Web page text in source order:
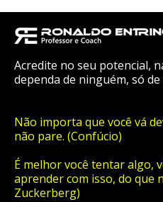
Acredite no seu potencial,
dependa de ninguém, só de
Não importa que você vá
não pare. (Confúcio)
É melhor você tentar algo,
aprender com isso, do que
Zuckerberg)